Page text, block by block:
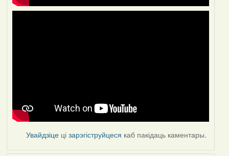
Увайдзіце цізарэгіструйцеся каб пакідаць каментары.